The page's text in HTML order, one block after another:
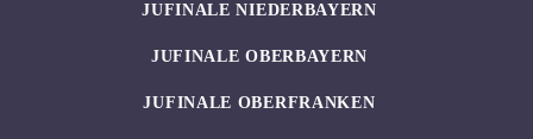
JUFINALE NIEDERBAYERN
JUFINALE OBERBAYERN
JUFINALE OBERFRANKEN